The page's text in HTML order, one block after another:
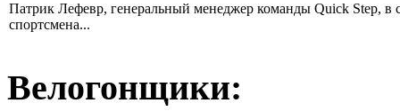
Патрик Лефевр, генеральный менеджер команды Quick Step, в
спортсмена...
Велогонщики: